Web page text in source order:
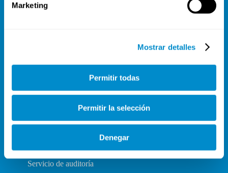
Marketing
Mostrar detalles
Permitir todas
Permitir la selección
Denegar
Consultoría Compliance
Consultoría y Certificación ENS
Sistema de Gestión de IA
Sistema de Gestión Seguridad Información
Servicio Canal de denuncias
Servicio de auditoría